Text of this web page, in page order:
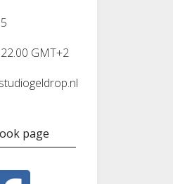
GMT+2
page